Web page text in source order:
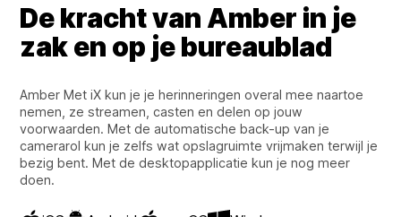
De kracht van Amber in je
zak en op je bureaublad
Amber Met iX kun je je herinneringen overal mee naartoe
nemen, ze streamen, casten en delen op jouw
voorwaarden. Met de automatische back-up van je
camerarol kun je zelfs wat opslagruimte vrijmaken terwijl je
bezig bent. Met de desktopapplicatie kun je nog meer
doen.